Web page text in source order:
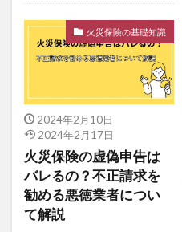
火災保険の基礎知識
2024年2月10日
2024年2月17日
火災保険の虚偽申告は
バレるの？不正請求を
勧める悪徳業者につい
て解説